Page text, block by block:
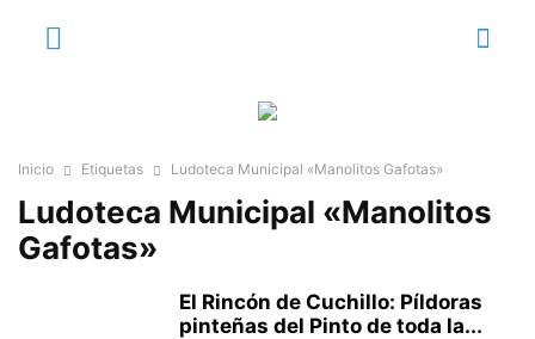
Inicio Etiquetas Ludoteca Municipal «Manolitos Gafotas»
Ludoteca Municipal «Manolitos
Gafotas»
El Rincón de Cuchillo: Píldoras
pinteñas del Pinto de toda la...